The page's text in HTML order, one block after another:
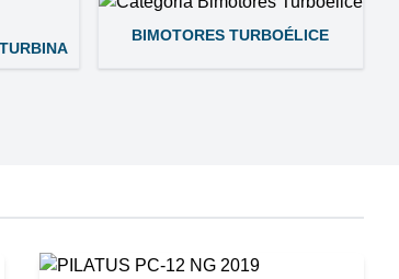
BIMOTORES TURBOÉLICE